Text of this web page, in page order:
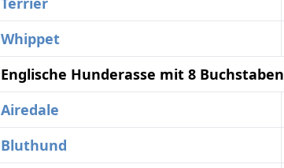
Whippet
Englische Hunderasse mit 8 Buchstaben
Airedale
Bluthund